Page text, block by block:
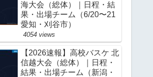
海大会（総体）｜日程・結
果・出場チーム（6/20〜21
愛知・刈谷市）
4054 views
【2026速報】高校バスケ 北
信越大会（総体）｜日程・
結果・出場チーム（新潟・